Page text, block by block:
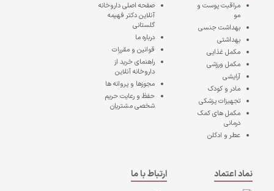
مراقبت پوست و
مو
بهداشت جنسی
بهداشتی
مکمل غذایی
مکمل ورزشی
آرایشی
مادر و کودک
تجهیزات پزشکی
مکمل های کمک
درمانی
عطر و ادکلن
صفحه اصلیداروخانه
آنلاین دکتر فهیمه
گلستانی
درباره ما
قوانین و مقررات
راهنمای خرید از
داروخانه آنلاین
مجوزها و پروانه ها
حفظ و رعایت حریم
شخصی مشتریان
نماد اعتماد
ارتباط با ما